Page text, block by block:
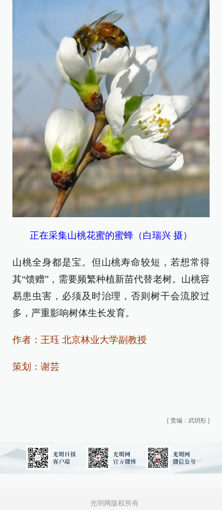
正在采集山桃花蜜的蜜蜂（白瑞兴 摄）
山桃全身都是宝。但山桃寿命较短，若想常得
其“馈赠”，需要频繁种植新苗代替老树。山桃容
易患虫害，必须及时治理，否则树干会流胶过
多，严重影响树体生长发育。
作者：王珏 北京林业大学副教授
策划：谢芸
[ 责编：武玥彤 ]
光明网版权所有